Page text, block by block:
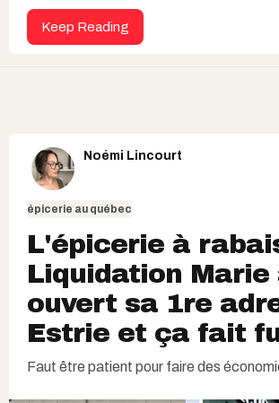
Keep Reading
Noémi Lincourt
épicerie au québec
L'épicerie à
Liquidation Marie
ouvert sa 1re
Estrie et ça fait
Faut être patient pour faire des